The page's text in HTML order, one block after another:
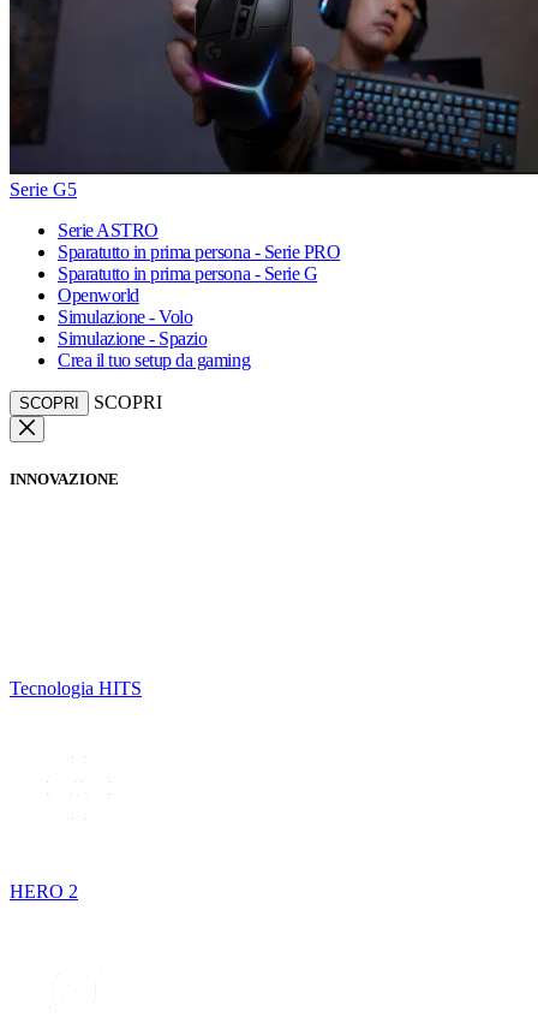
Serie G5
Serie ASTRO
Sparatutto in prima persona - Serie PRO
Sparatutto in prima persona - Serie G
Openworld
Simulazione - Volo
Simulazione - Spazio
Crea il tuo setup da gaming
SCOPRI SCOPRI
INNOVAZIONE
Tecnologia HITS
HERO 2